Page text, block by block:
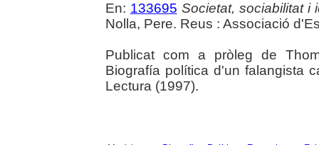
En: 133695 Societat, sociabilitat i
Nolla, Pere. Reus : Associació
Publicat com a pròleg de
Biografía política d'un falangista
Lectura (1997).